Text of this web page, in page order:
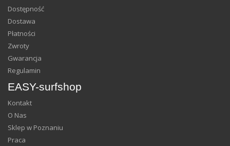
Dostępność
Dostawa
Płatności
Zwroty
Gwarancja
Regulamin
EASY-surfshop
Kontakt
O Nas
Sklep w Poznaniu
Praca